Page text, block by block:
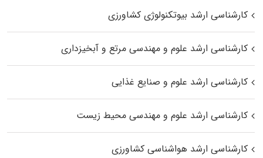
کارشناسی ارشد بیوتکنولوژی کشاورزی
کارشناسی ارشد علوم و مهندسی مرتع و آبخیزداری
کارشناسی ارشد علوم و صنایع غذایی
کارشناسی ارشد علوم و مهندسی محیط زیست
کارشناسی ارشد هواشناسی کشاورزی